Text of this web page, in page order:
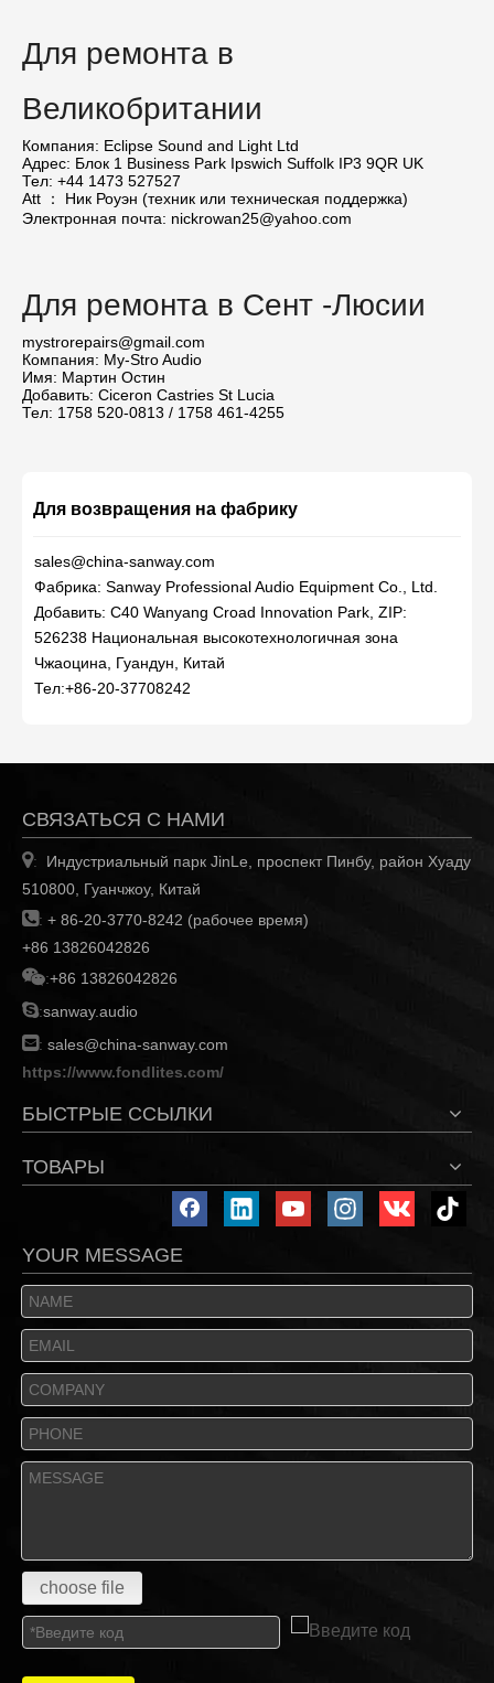
Для ремонта в
Великобритании
Компания: Eclipse Sound and Light Ltd
Адрес: Блок 1 Business Park Ipswich Suffolk IP3 9QR UK
Тел: +44 1473 527527
Att ： Ник Роуэн (техник или техническая поддержка)
Электронная почта: nickrowan25@yahoo.com
Для ремонта в Сент -Люсии
mystrorepairs@gmail.com
Компания: My-Stro Audio
Имя: Мартин Остин
Добавить: Ciceron Castries St Lucia
Тел: 1758 520-0813 / 1758 461-4255
Для возвращения на фабрику
sales@china-sanway.com
Фабрика: Sanway Professional Audio Equipment Co., Ltd.
Добавить: C40 Wanyang Croad Innovation Park, ZIP:
526238 Национальная высокотехнологичная зона
Чжаоцина, Гуандун, Китай
Тел:+86-20-37708242
СВЯЗАТЬСЯ С НАМИ
:
Индустриальный парк JinLe, проспект Пинбу, район Хуаду
510800, Гуанчжоу, Китай
: + 86-20-3770-8242 (рабочее время)
+86 13826042826
:+86 13826042826
:sanway.audio
: sales@china-sanway.com
https://www.fondlites.com/
БЫСТРЫЕ ССЫЛКИ
ТОВАРЫ
YOUR MESSAGE
choose file